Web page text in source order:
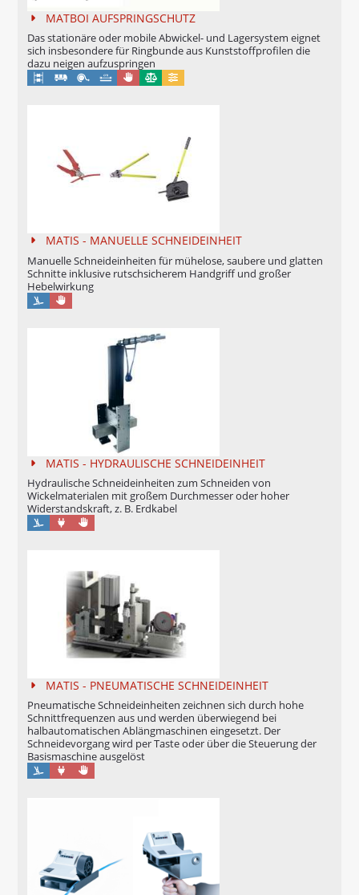
MATBOI AUFSPRINGSCHUTZ
Das stationäre oder mobile Abwickel- und Lagersystem eignet
sich insbesondere für Ringbunde aus Kunststoffprofilen die
dazu neigen aufzuspringen
Manuell
Eichung möglich
Konfigurierbar
MATIS - MANUELLE SCHNEIDEINHEIT
Manuelle Schneideinheiten für mühelose, saubere und glatten
Schnitte inklusive rutschsicherem Handgriff und großer
Hebelwirkung
Manuell
MATIS - HYDRAULISCHE SCHNEIDEINHEIT
Hydraulische Schneideinheiten zum Schneiden von
Wickelmaterialen mit großem Durchmesser oder hoher
Widerstandskraft, z. B. Erdkabel
Maschinell
Manuell
MATIS - PNEUMATISCHE SCHNEIDEINHEIT
Pneumatische Schneideinheiten zeichnen sich durch hohe
Schnittfrequenzen aus und werden überwiegend bei
halbautomatischen Ablängmaschinen eingesetzt. Der
Schneidevorgang wird per Taste oder über die Steuerung der
Basismaschine ausgelöst
Maschinell
Manuell